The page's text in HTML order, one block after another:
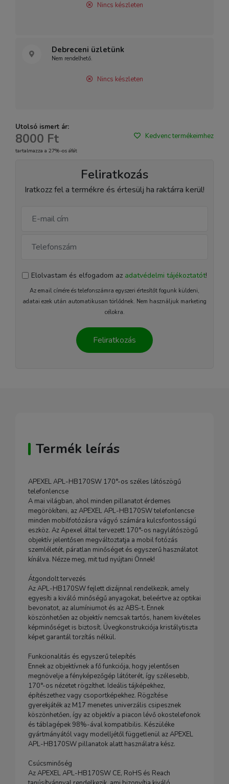
Nincs készleten
Debreceni üzletünk
Nem rendelhető.
Nincs készleten
Utolsó ismert ár:
8000 Ft
tartalmazza a 27%-os áfát
Kedvenc termékeimhez
Feliratkozás
Iratkozz fel a termékre és értesülj ha raktárra kerül!
Elolvastam és elfogadom az adatvédelmi tájékoztatót!
Az email címére és telefonszámra egyszeri értesítőt fogunk küldeni,
adatai ezek után automatikusan törlődnek. Nem használjuk marketing
célokra.
Feliratkozás
Termék leírás
APEXEL APL-HB170SW 170°-os széles látószögű
telefonlencse
A mai világban, ahol minden pillanatot érdemes
megörökíteni, az APEXEL APL-HB170SW telefonlencse
minden mobilfotózásra vágyó számára kulcsfontosságú
eszköz. Az Apexel által tervezett 170°-os nagylátószögű
objektív jelentősen megváltoztatja a mobil fotózás
szemléletét, páratlan minőséget és egyszerű használatot
kínálva. Nézze meg, mit tud nyújtani Önnek!
Átgondolt tervezés
Az APL-HB170SW fejlett dizájnnal rendelkezik, amely
egyesíti a kiváló minőségű anyagokat, beleértve az optikai
bevonatot, az alumíniumot és az ABS-t. Ennek
köszönhetően az objektív nemcsak tartós, hanem kivételes
képminőséget is biztosít. Üvegkonstrukciója kristálytiszta
képet garantál torzítás nélkül.
Funkcionalitás és egyszerű telepítés
Ennek az objektívnek a fő funkciója, hogy jelentősen
megnövelje a fényképezőgép látóterét, így szélesebb,
170°-os nézetet rögzíthet. Ideális tájképekhez,
építészethez vagy csoportképekhez. Rögzítése
gyerekjáték az M17 menetes univerzális csipesznek
köszönhetően, így az objektív a piacon lévő okostelefonok
és táblagépek 98%-ával kompatibilis. Készüléke
gyártmányától vagy modelljétől függetlenül az APEXEL
APL-HB170SW pillanatok alatt használatra kész.
Csúcsminőség
Az APEXEL APL-HB170SW CE, RoHS és Reach